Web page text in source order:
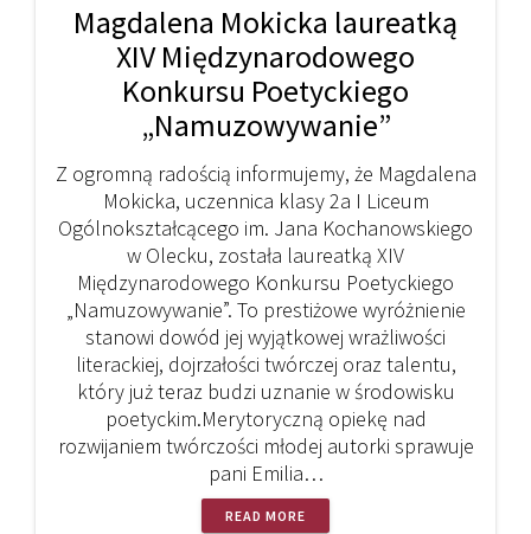
Magdalena Mokicka laureatką
XIV Międzynarodowego
Konkursu Poetyckiego
„Namuzowywanie”
Z ogromną radością informujemy, że Magdalena
Mokicka, uczennica klasy 2a I Liceum
Ogólnokształcącego im. Jana Kochanowskiego
w Olecku, została laureatką XIV
Międzynarodowego Konkursu Poetyckiego
„Namuzowywanie”. To prestiżowe wyróżnienie
stanowi dowód jej wyjątkowej wrażliwości
literackiej, dojrzałości twórczej oraz talentu,
który już teraz budzi uznanie w środowisku
poetyckim.Merytoryczną opiekę nad
rozwijaniem twórczości młodej autorki sprawuje
pani Emilia…
READ MORE